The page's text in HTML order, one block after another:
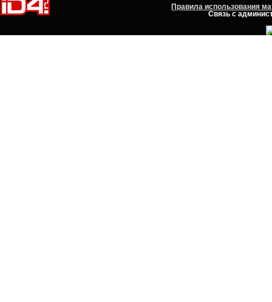
Правила использования
Связь с